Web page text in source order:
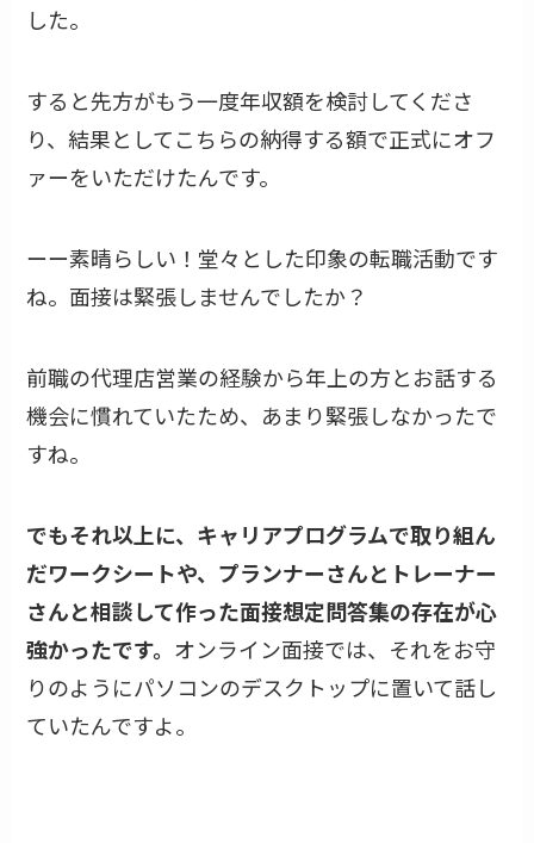
した。
すると先方がもう一度年収額を検討してくださ
り、結果としてこちらの納得する額で正式にオフ
ァーをいただけたんです。
ーー素晴らしい！堂々とした印象の転職活動です
ね。面接は緊張しませんでしたか？
前職の代理店営業の経験から年上の方とお話する
機会に慣れていたため、あまり緊張しなかったで
すね。
でもそれ以上に、キャリアプログラムで取り組ん
だワークシートや、プランナーさんとトレーナー
さんと相談して作った面接想定問答集の存在が心
強かったです。 オンライン面接では、それをお守
りのようにパソコンのデスクトップに置いて話し
ていたんですよ。